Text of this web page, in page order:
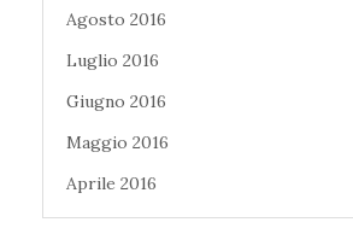
Agosto 2016
Luglio 2016
Giugno 2016
Maggio 2016
Aprile 2016